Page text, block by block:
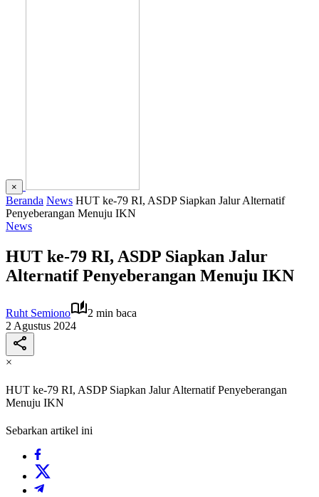
×
Beranda News HUT ke-79 RI, ASDP Siapkan Jalur Alternatif
Penyeberangan Menuju IKN
News
HUT ke-79 RI, ASDP Siapkan Jalur
Alternatif Penyeberangan Menuju IKN
Ruht Semiono
2 min baca
2 Agustus 2024
×
HUT ke-79 RI, ASDP Siapkan Jalur Alternatif Penyeberangan
Menuju IKN
Sebarkan artikel ini